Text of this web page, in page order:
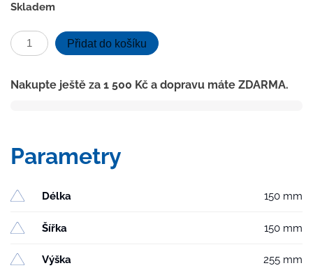
Skladem
Kanalizační
vpusť
D75,
množství
Přidat do košíku
Nakupte ještě za 1 500 Kč a dopravu máte ZDARMA.
Parametry
Délka 150 mm
Šířka 150 mm
Výška 255 mm